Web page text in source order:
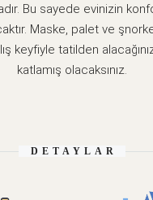
Bu sayede evinizin
Maske, palet ve
keyfiyle tatilden
katlamış olacaksınız.
DETAYLAR